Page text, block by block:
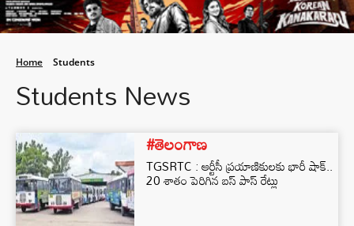
Home Students
Students News
#తెలంగాణ
TGSRTC : ఆర్టీసీ ప్రయాణికులకు భారీ షాక్..
20 శాతం పెరిగిన బస్ పాస్ రేట్లు